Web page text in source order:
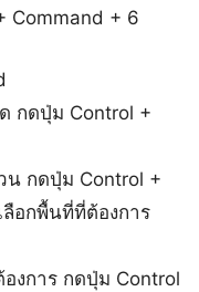
Command + 6
กดปุ่ม Control +
น กดปุ่ม Control +
อกพื้นที่ที่ต้องการ
งการ กดปุ่ม Control